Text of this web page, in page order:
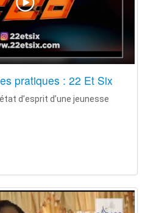
pratiques : 22 Et Six
d’esprit d’une jeunesse